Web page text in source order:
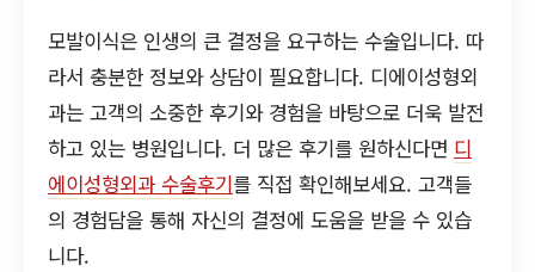
모발이식은 인생의 큰 결정을 요구하는 수술입니다. 따
라서 충분한 정보와 상담이 필요합니다. 디에이성형외
과는 고객의 소중한 후기와 경험을 바탕으로 더욱 발전
하고 있는 병원입니다. 더 많은 후기를 원하신다면 디
에이성형외과 수술후기를 직접 확인해보세요. 고객들
의 경험담을 통해 자신의 결정에 도움을 받을 수 있습
니다.